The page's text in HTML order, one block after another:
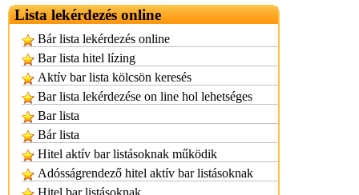
Lista lekérdezés online
Bár lista lekérdezés online
Bar lista hitel lízing
Aktív bar lista kölcsön keresés
Bar lista lekérdezése on line hol lehetséges
Bar lista
Bár lista
Hitel aktív bar listásoknak működik
Adósságrendező hitel aktív bar listásoknak
Hitel bar listásoknak